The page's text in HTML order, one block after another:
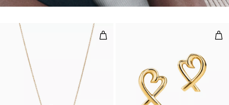
올리브 리프 바인 펜던트 러